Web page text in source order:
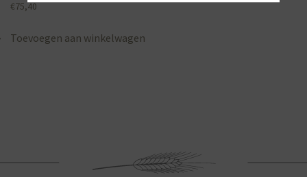
€75,40
Toevoegen aan winkelwagen